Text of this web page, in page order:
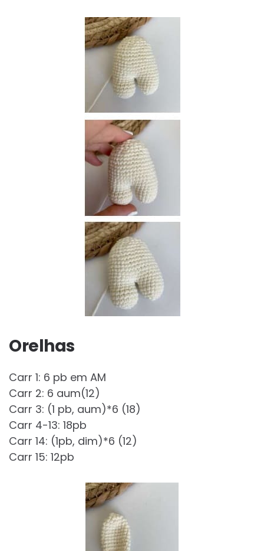
Orelhas
Carr 1: 6 pb em AM
Carr 2: 6 aum(12)
Carr 3: (1 pb, aum)*6 (18)
Carr 4-13: 18pb
Carr 14: (1pb, dim)*6 (12)
Carr 15: 12pb